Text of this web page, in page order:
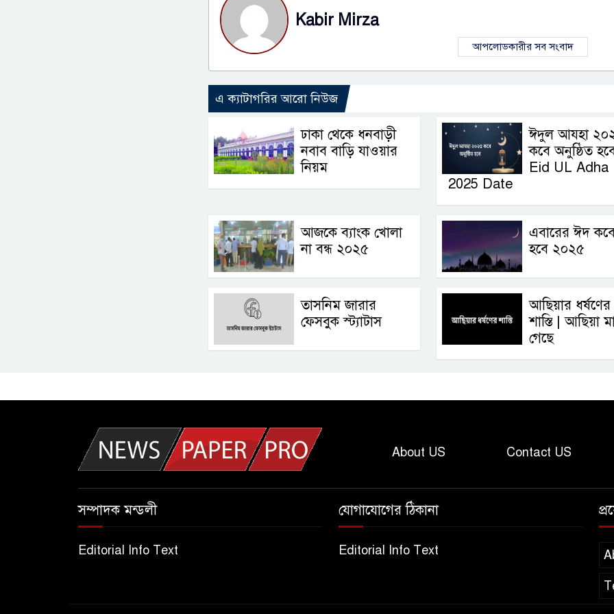
Kabir Mirza
আপলোডকারীর সব সংবাদ
এ ক্যাটাগরির আরো নিউজ
ঢাকা থেকে ধনবাড়ী
নবাব বাড়ি যাওয়ার
নিয়ম
ঈদুল আযহা
কবে অনুষ্ঠিত
Eid UL Adha
2025 Date
আজকে ব্যাংক খোলা
না বন্ধ ২০২৫
এবারের ঈদ
হবে ২০২৫
তাসনিম জারার
ফেসবুক স্ট্যাটাস
আছিয়ার ধর্ষণের
শাস্তি | আছিয়া
গেছে
About US Contact US
সম্পাদক মন্ডলী
Editorial Info Text
যোগাযোগের ঠিকানা
Editorial Info Text